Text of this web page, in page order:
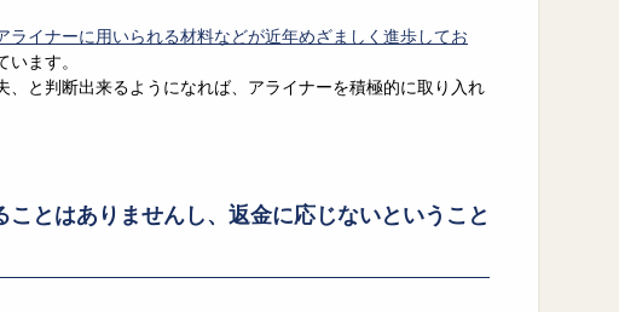
ライナーに用いられる材料などが近年めざましく進歩してお
ます。
と判断出来るようになれば、アライナーを積極的に取り入れ
とはありませんし、返金に応じないということ